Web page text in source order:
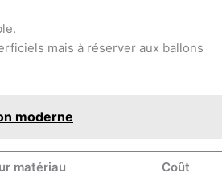
mais à réserver aux ballons
moderne
matériau Coût